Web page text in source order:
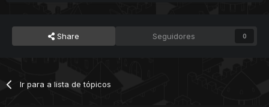
Share Seguidores 0
Ir para a lista de tópicos